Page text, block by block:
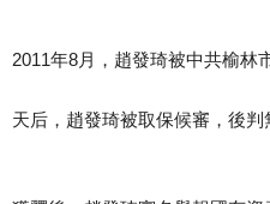
2011年8月，趙發琦被中共榆林
天后，趙發琦被取保候審，後判